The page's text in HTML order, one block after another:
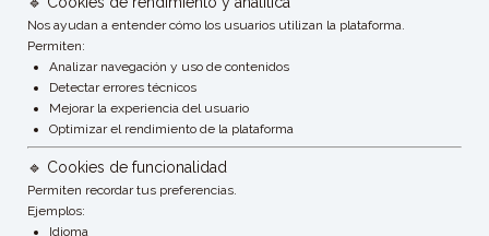
Nos ayudan a entender cómo los usuarios utilizan la plataforma.
Permiten:
Analizar navegación y uso de contenidos
Detectar errores técnicos
Mejorar la experiencia del usuario
Optimizar el rendimiento de la plataforma
🔹 Cookies de funcionalidad
Permiten recordar tus preferencias.
Ejemplos:
Idioma